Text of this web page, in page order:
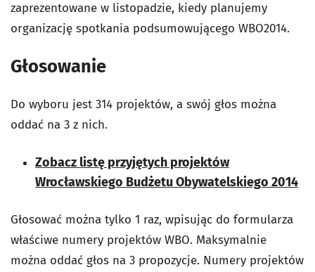
zaprezentowane w listopadzie, kiedy planujemy
organizację spotkania podsumowującego WBO2014.
Głosowanie
Do wyboru jest 314 projektów, a swój głos można
oddać na 3 z nich.
Zobacz listę przyjętych projektów
Wrocławskiego Budżetu Obywatelskiego 2014
Głosować można tylko 1 raz, wpisując do formularza
właściwe numery projektów WBO. Maksymalnie
można oddać głos na 3 propozycje. Numery projektów